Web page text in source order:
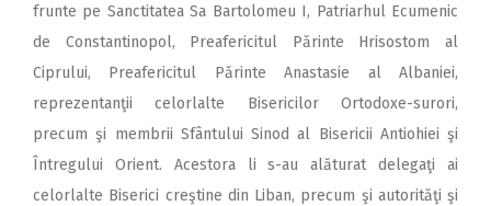
frunte pe Sanctitatea Sa Bartolomeu I, Patriarhul Ecumenic
de Constantinopol, Preafericitul Părinte Hrisostom al
Ciprului, Preafericitul Părinte Anastasie al Albaniei,
reprezentanţii celorlalte Bisericilor Ortodoxe-surori,
precum şi membrii Sfântului Sinod al Bisericii Antiohiei şi
Întregului Orient. Acestora li s-au alăturat delegaţi ai
celorlalte Biserici creştine din Liban, precum şi autorităţi şi